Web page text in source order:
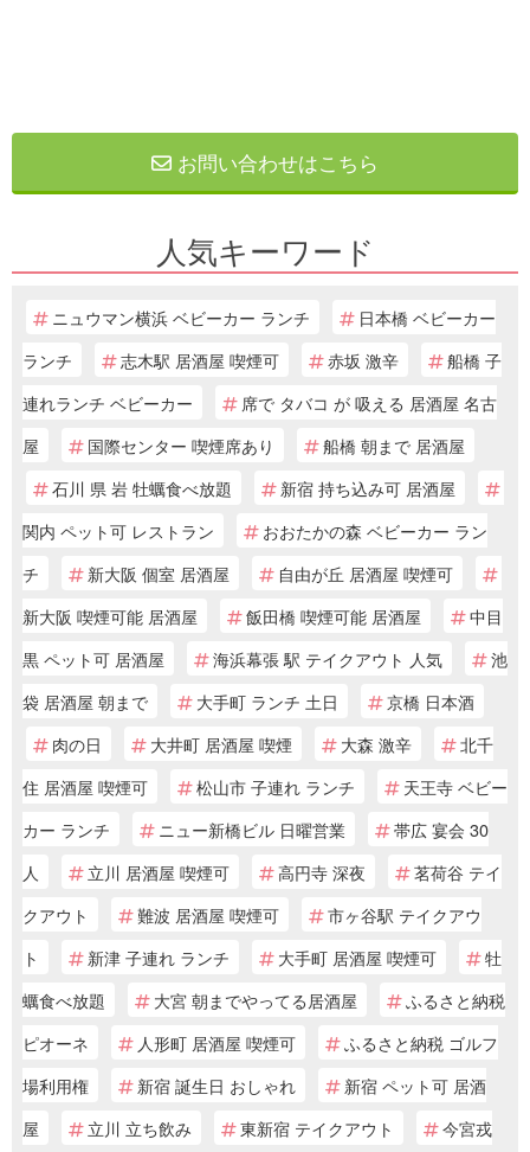
お問い合わせはこちら
人気キーワード
ニュウマン横浜 ベビーカー ランチ
日本橋 ベビーカー
ランチ
志木駅 居酒屋 喫煙可 赤坂 激辛
船橋 子
連れランチ ベビーカー
席で タバコ が 吸える 居酒屋 名古
屋
国際センター 喫煙席あり
船橋 朝まで 居酒屋
石川 県 岩 牡蠣食べ放題
新宿 持ち込み可 居酒屋
関内 ペット可 レストラン
おおたかの森 ベビーカー ラン
チ
新大阪 個室 居酒屋
自由が丘 居酒屋 喫煙可
新大阪 喫煙可能 居酒屋
飯田橋 喫煙可能 居酒屋
中目
黒 ペット可 居酒屋
海浜幕張 駅 テイクアウト 人気
池
袋 居酒屋 朝まで
大手町 ランチ 土日
京橋 日本酒
肉の日
大井町 居酒屋 喫煙 大森 激辛
北千
住 居酒屋 喫煙可
松山市 子連れ ランチ
天王寺 ベビー
カー ランチ
ニュー新橋ビル 日曜営業
帯広 宴会 30
人
立川 居酒屋 喫煙可 高円寺 深夜
茗荷谷 テイ
クアウト
難波 居酒屋 喫煙可
市ヶ谷駅 テイクアウ
ト
新津 子連れ ランチ 大手町 居酒屋 喫煙可
牡
蠣食べ放題
大宮 朝までやってる居酒屋
ふるさと納税
ピオーネ
人形町 居酒屋 喫煙可
ふるさと納税 ゴルフ
場利用権
新宿 誕生日 おしゃれ
新宿 ペット可 居酒
屋
立川 立ち飲み 東新宿 テイクアウト 今宮戎